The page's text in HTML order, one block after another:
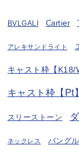
BVLGALI Cartier
アレキサンドライト
キャスト枠【K18/
キャスト枠【Pt】
スリーストーン
ネックレス バングル